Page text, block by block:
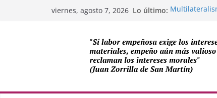
viernes, agosto 7, 2026 Lo último:
Cuba
Los avances
cooperación
Adam Smith
¿Dos